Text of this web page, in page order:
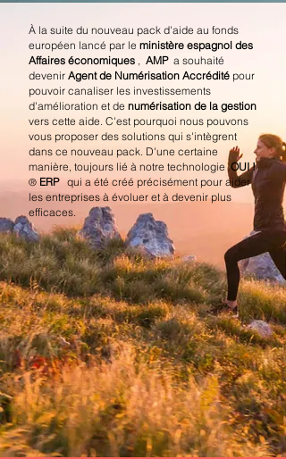
À la suite du nouveau pack d'aide au fonds
européen lancé par le ministère espagnol des
Affaires économiques , AMP a souhaité
devenir Agent de Numérisation Accrédité pour
pouvoir canaliser les investissements
d'amélioration et de numérisation de la gestion
vers cette aide. C'est pourquoi nous pouvons
vous proposer des solutions qui s'intègrent
dans ce nouveau pack. D'une certaine
manière, toujours lié à notre technologie OUI !
® ERP qui a été créé précisément pour aider
les entreprises à évoluer et à devenir plus
efficaces.